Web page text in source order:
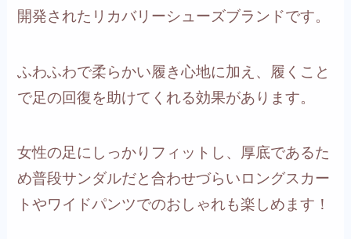
開発されたリカバリーシューズブランドです。
ふわふわで柔らかい履き心地に加え、履くこと
で足の回復を助けてくれる効果があります。
女性の足にしっかりフィットし、厚底であるた
め普段サンダルだと合わせづらいロングスカー
トやワイドパンツでのおしゃれも楽しめます！